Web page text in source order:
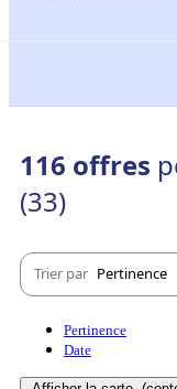
116 offres
(33)
Trier par Pertinence
Pertinence
Date